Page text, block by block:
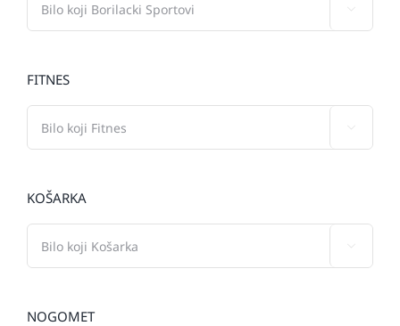
FITNES
KOŠARKA
NOGOMET